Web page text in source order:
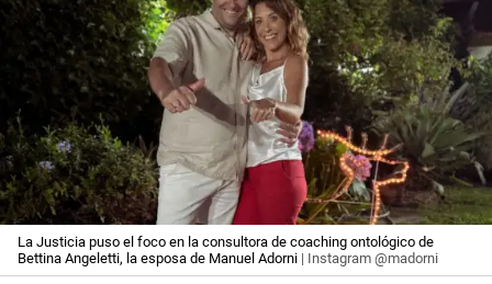
La Justicia puso el foco en la consultora de coaching ontológico de
Bettina Angeletti, la esposa de Manuel Adorni | Instagram @madorni